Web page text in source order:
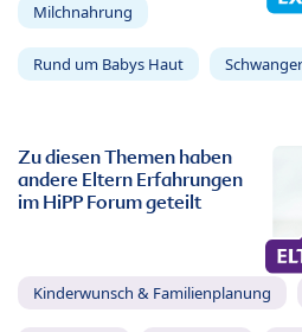
Milchnahrung
Rund um Babys Haut
Zu diesen Themen haben
andere Eltern Erfahrungen
im HiPP Forum geteilt
Kinderwunsch & Familienplanung